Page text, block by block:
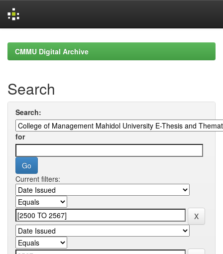
navigationCMMU Digital Archive
Search
Search:
for
Current filters: